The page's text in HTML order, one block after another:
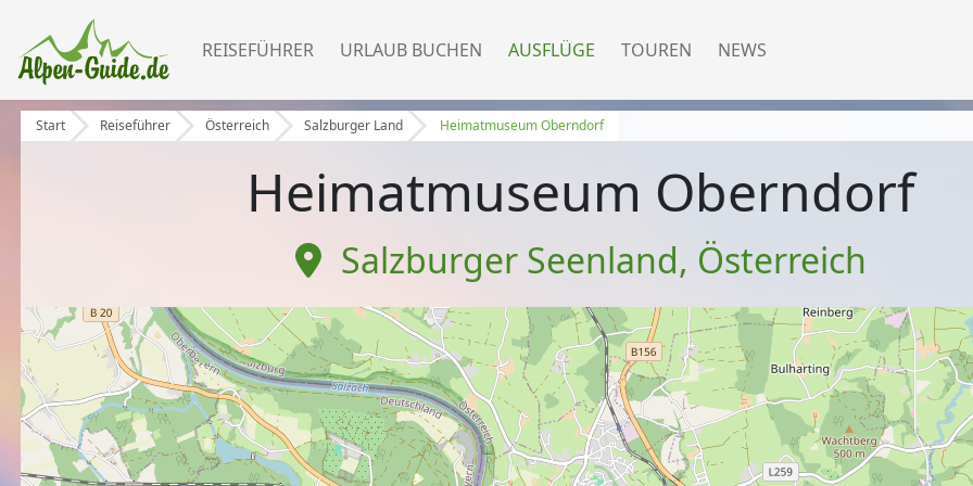
REISEFÜHRER URLAUB BUCHEN AUSFLÜGE TOUREN NEWS
Start Reiseführer Österreich Salzburger Land Heimatmuseum Oberndorf
Heimatmuseum Oberndorf
Salzburger Seenland, Österreich